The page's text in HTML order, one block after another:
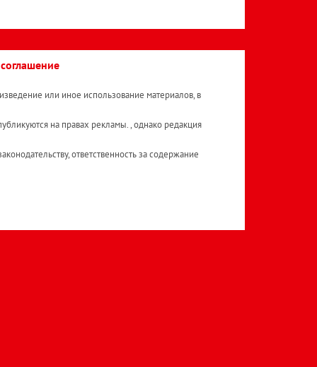
или иное использование материалов, в
на правах рекламы. , однако редакция
ответственность за содержание